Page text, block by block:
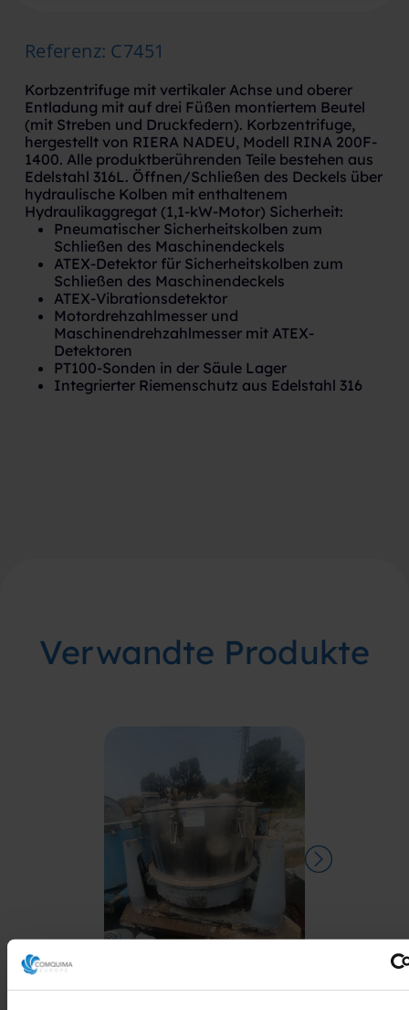
Referenz: C7451
Korbzentrifuge mit vertikaler Achse und oberer
Entladung mit auf drei Füßen montiertem Beutel
(mit Streben und Druckfedern). Korbzentrifuge,
hergestellt von RIERA NADEU, Modell RINA 200F-
1400. Alle produktberührenden Teile bestehen aus
Edelstahl 316L. Öffnen/Schließen des Deckels über
hydraulische Kolben mit enthaltenem
Hydraulikaggregat (1,1-kW-Motor) Sicherheit:
Pneumatischer Sicherheitskolben zum
Schließen des Maschinendeckels
ATEX-Detektor für Sicherheitskolben zum
Schließen des Maschinendeckels
ATEX-Vibrationsdetektor
Motordrehzahlmesser und
Maschinendrehzahlmesser mit ATEX-
Detektoren
PT100-Sonden in der Säule Lager
Integrierter Riemenschutz aus Edelstahl 316
Verwandte Produkte